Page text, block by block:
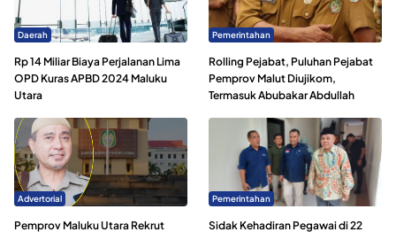
Daerah
Rp 14 Miliar Biaya Perjalanan Lima
OPD Kuras APBD 2024 Maluku
Utara
Pemerintahan
Rolling Pejabat, Puluhan Pejabat
Pemprov Malut Diujikom,
Termasuk Abubakar Abdullah
Advertorial
Pemprov Maluku Utara Rekrut
Pemerintahan
Sidak Kehadiran Pegawai di 22